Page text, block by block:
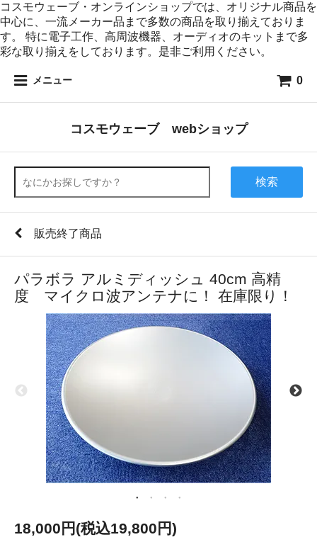
コスモウェーブ・オンラインショップでは、オリジナル商品を
中心に、一流メーカー品まで多数の商品を取り揃えておりま
す。 特に電子工作、高周波機器、オーディオのキットまで多
彩な取り揃えをしております。是非ご利用ください。
メニュー 0
コスモウェーブ webショップ
検索
販売終了商品
パラボラ アルミディッシュ 40cm 高精
度 マイクロ波アンテナに！ 在庫限り！
18,000円(税込19,800円)